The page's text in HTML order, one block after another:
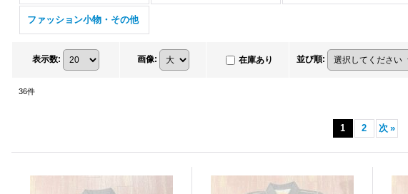
ファッション小物・その他
表示数: 画像: 在庫あり 並び順:
36件
1 2 次 »